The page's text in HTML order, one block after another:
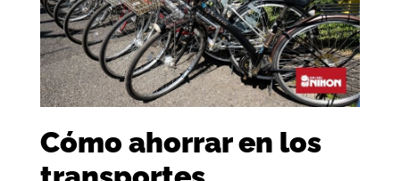
Cómo ahorrar en los